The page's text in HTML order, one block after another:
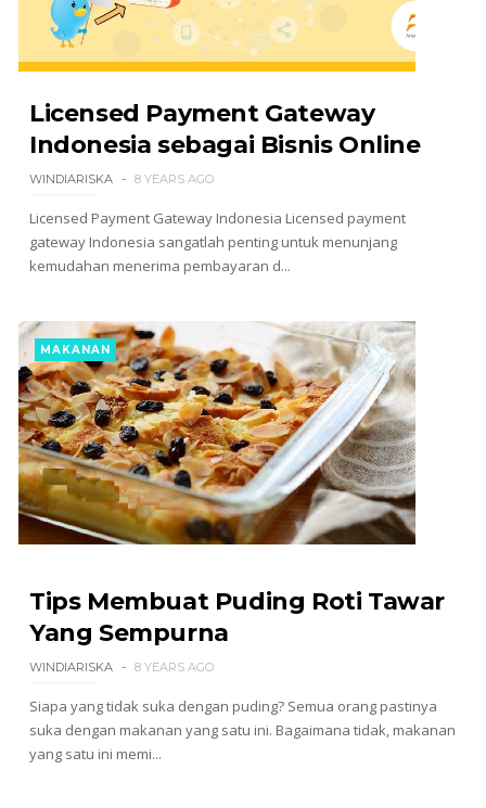
Licensed Payment Gateway
Indonesia sebagai Bisnis Online
WINDIARISKA 8 YEARS AGO
Licensed Payment Gateway Indonesia Licensed payment
gateway Indonesia sangatlah penting untuk menunjang
kemudahan menerima pembayaran d...
MAKANAN
Tips Membuat Puding Roti Tawar
Yang Sempurna
WINDIARISKA 8 YEARS AGO
Siapa yang tidak suka dengan puding? Semua orang pastinya
suka dengan makanan yang satu ini. Bagaimana tidak, makanan
yang satu ini memi...